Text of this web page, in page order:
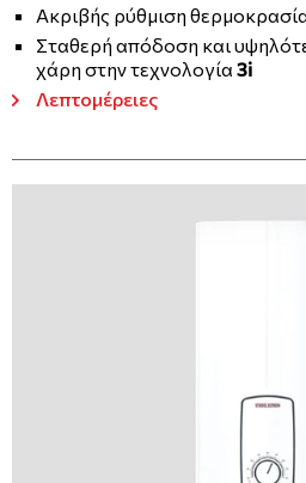
Ακριβής ρύθμιση
Σταθερή απόδοση και
χάρη στην τεχνολογία 3i
Λεπτομέρειες